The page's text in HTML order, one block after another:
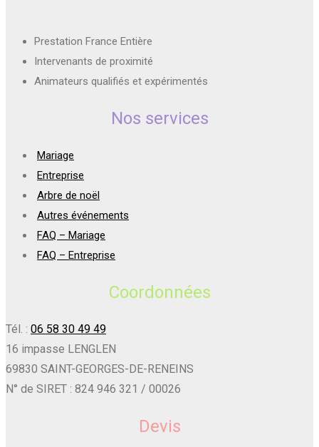
Prestation France Entière
Intervenants de proximité
Animateurs qualifiés et expérimentés
Nos services
Mariage
Entreprise
Arbre de noël
Autres événements
FAQ – Mariage
FAQ – Entreprise
Coordonnées
Tél. : 06 58 30 49 49
16 impasse LENGLEN
69830 SAINT-GEORGES-DE-RENEINS
N° de SIRET : 824 946 321 / 00026
Devis